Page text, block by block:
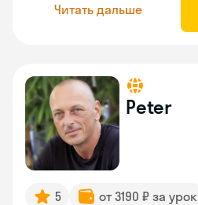
Читать дальше
Peter
5 от 3190 ₽ за урок